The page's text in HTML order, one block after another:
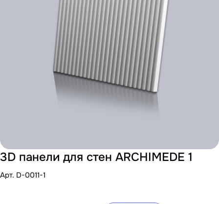
3D панели для стен ARCHIMEDE 1
Арт. D-0011-1